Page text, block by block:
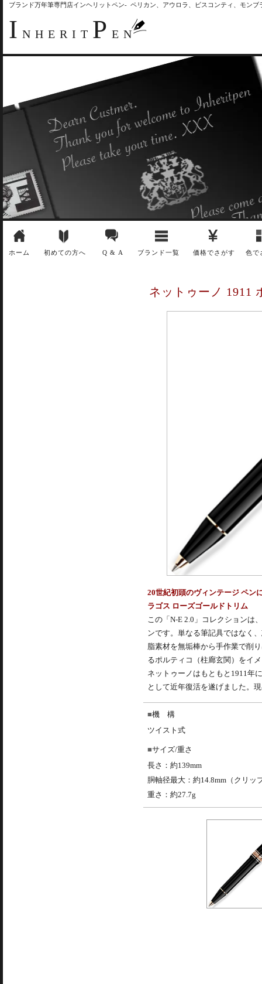
ブランド万年筆専門店インヘリットペン- ペリカン、アウロラ、ビスコンティ、モン
I NHERIT P EN
ホーム 初めての方へ Q & A ブランド一覧 価格でさがす 色で
ネットゥーノ 1911
20世紀初頭のヴィンテージ ペン
ラゴス ローズゴールドトリム
この「N-E 2.0」コレクションは
ンです。単なる筆記具ではなく
脂素材を無垢棒から手作業で削
るポルティコ（柱廊玄関）をイ
ネットゥーノはもともと1911年
として近年復活を遂げました。
機 構
ツイスト式
サイズ/重さ
長さ：約139mm
胴軸径最大：約14.8mm（クリッ
重さ：約27.7g